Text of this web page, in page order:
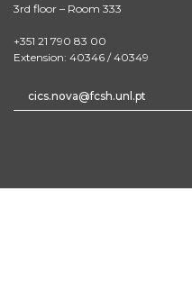
3rd floor – Room 333
+351 21 790 83 00
Extension: 40346 / 40349
cics.nova@fcsh.unl.pt